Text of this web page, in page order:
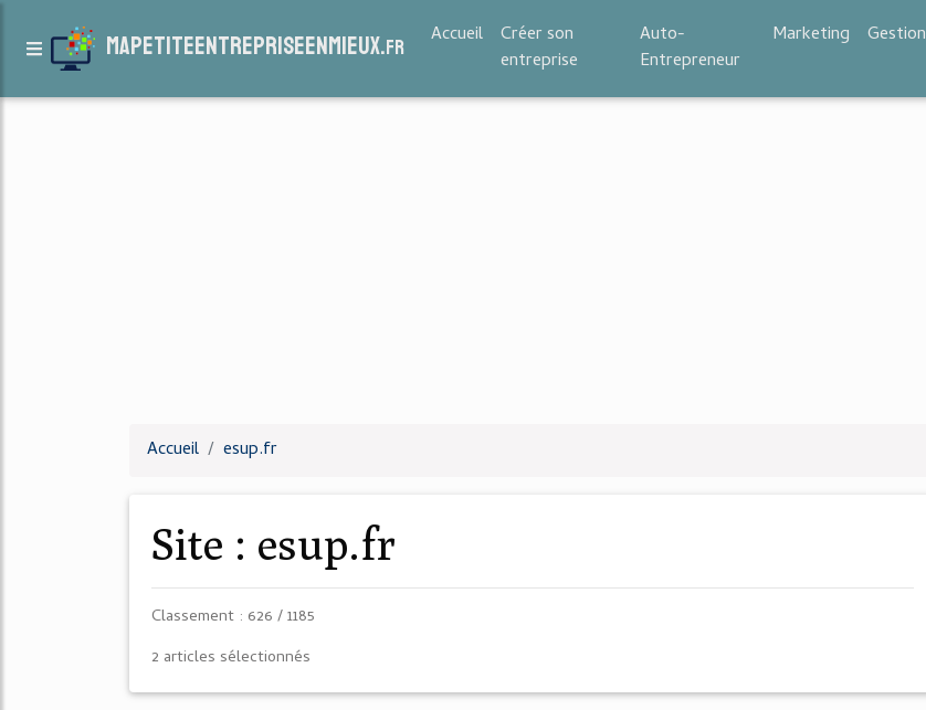
mapetiteentrepriseenmieux.fr Accueil
Créer son
entreprise
Auto-
Entrepreneur
Marketing Gestion
Accueil esup.fr
Site : esup.fr
Classement : 626 / 1185
2 articles sélectionnés